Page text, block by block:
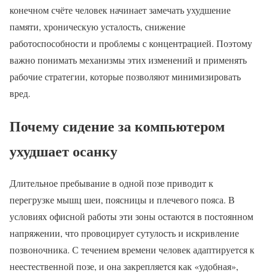
конечном счёте человек начинает замечать ухудшение
памяти, хроническую усталость, снижение
работоспособности и проблемы с концентрацией. Поэтому
важно понимать механизмы этих изменений и применять
рабочие стратегии, которые позволяют минимизировать
вред.
Почему сидение за компьютером
ухудшает осанку
Длительное пребывание в одной позе приводит к
перегрузке мышц шеи, поясницы и плечевого пояса. В
условиях офисной работы эти зоны остаются в постоянном
напряжении, что провоцирует сутулость и искривление
позвоночника. С течением времени человек адаптируется к
неестественной позе, и она закрепляется как «удобная»,